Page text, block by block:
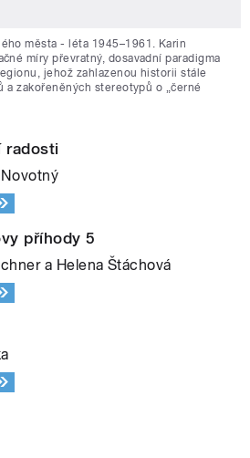
města - léta 1945–1961. Karin
míry převratný, dosavadní paradigma
jehož zahlazenou historii stále
a zakořeněných stereotypů o „černé
radosti
příhody 5
a Helena Štáchová